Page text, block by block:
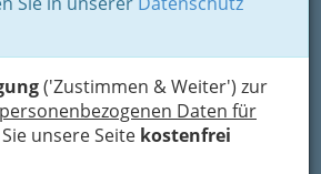
('Zustimmen & Weiter') zur
personenbezogenen Daten für
unsere Seite kostenfrei
& Rabattcodes – Marke
Die Antwort auf